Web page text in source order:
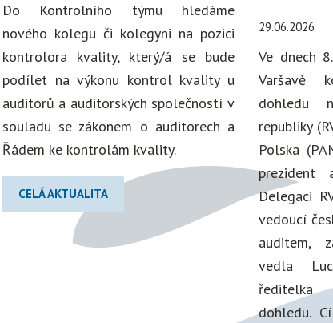
Do Kontrolního týmu hledáme
nového kolegu či kolegyni na pozici
kontrolora kvality, který/á se bude
podílet na výkonu kontrol kvality u
auditorů a auditorských společností v
souladu se zákonem o auditorech a
Řádem ke kontrolám kvality.
CELÁ AKTUALITA
29.06.2026
Ve dnech
Varšavě
dohledu
republiky
Polska
prezident
Delegaci
vedoucí
auditem,
vedla
ředitelka
dohledu.